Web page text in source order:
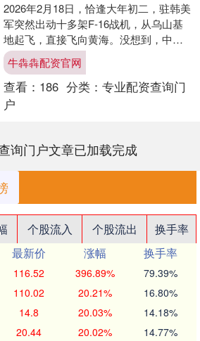
2026年2月18日，恰逢大年初二，驻韩美
军突然出动十多架F-16战机，从乌山基
地起飞，直接飞向黄海。没想到，中国
战机很快出现，双方在公海上空展开了
一场短暂的对....
牛犇犇配资官网
查看： 186 分类： 专业配资查询门
户
询门户文章已加载完成
个股流入 个股流出
换手率
最新价 涨幅
换手率
116.52 396.89% 79.39%
110.02 20.21% 16.80%
14.8 20.03% 14.18%
20.44 20.02% 14.77%